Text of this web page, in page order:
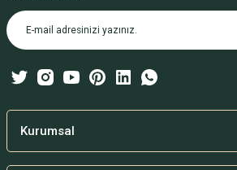
Ürün açıklamasında eksik bilgiler bulunuyor.
Ürün bilgilerinde hatalar bulunuyor.
Bu ürüne benzer farklı alternatifler olmalı.
Kurumsal